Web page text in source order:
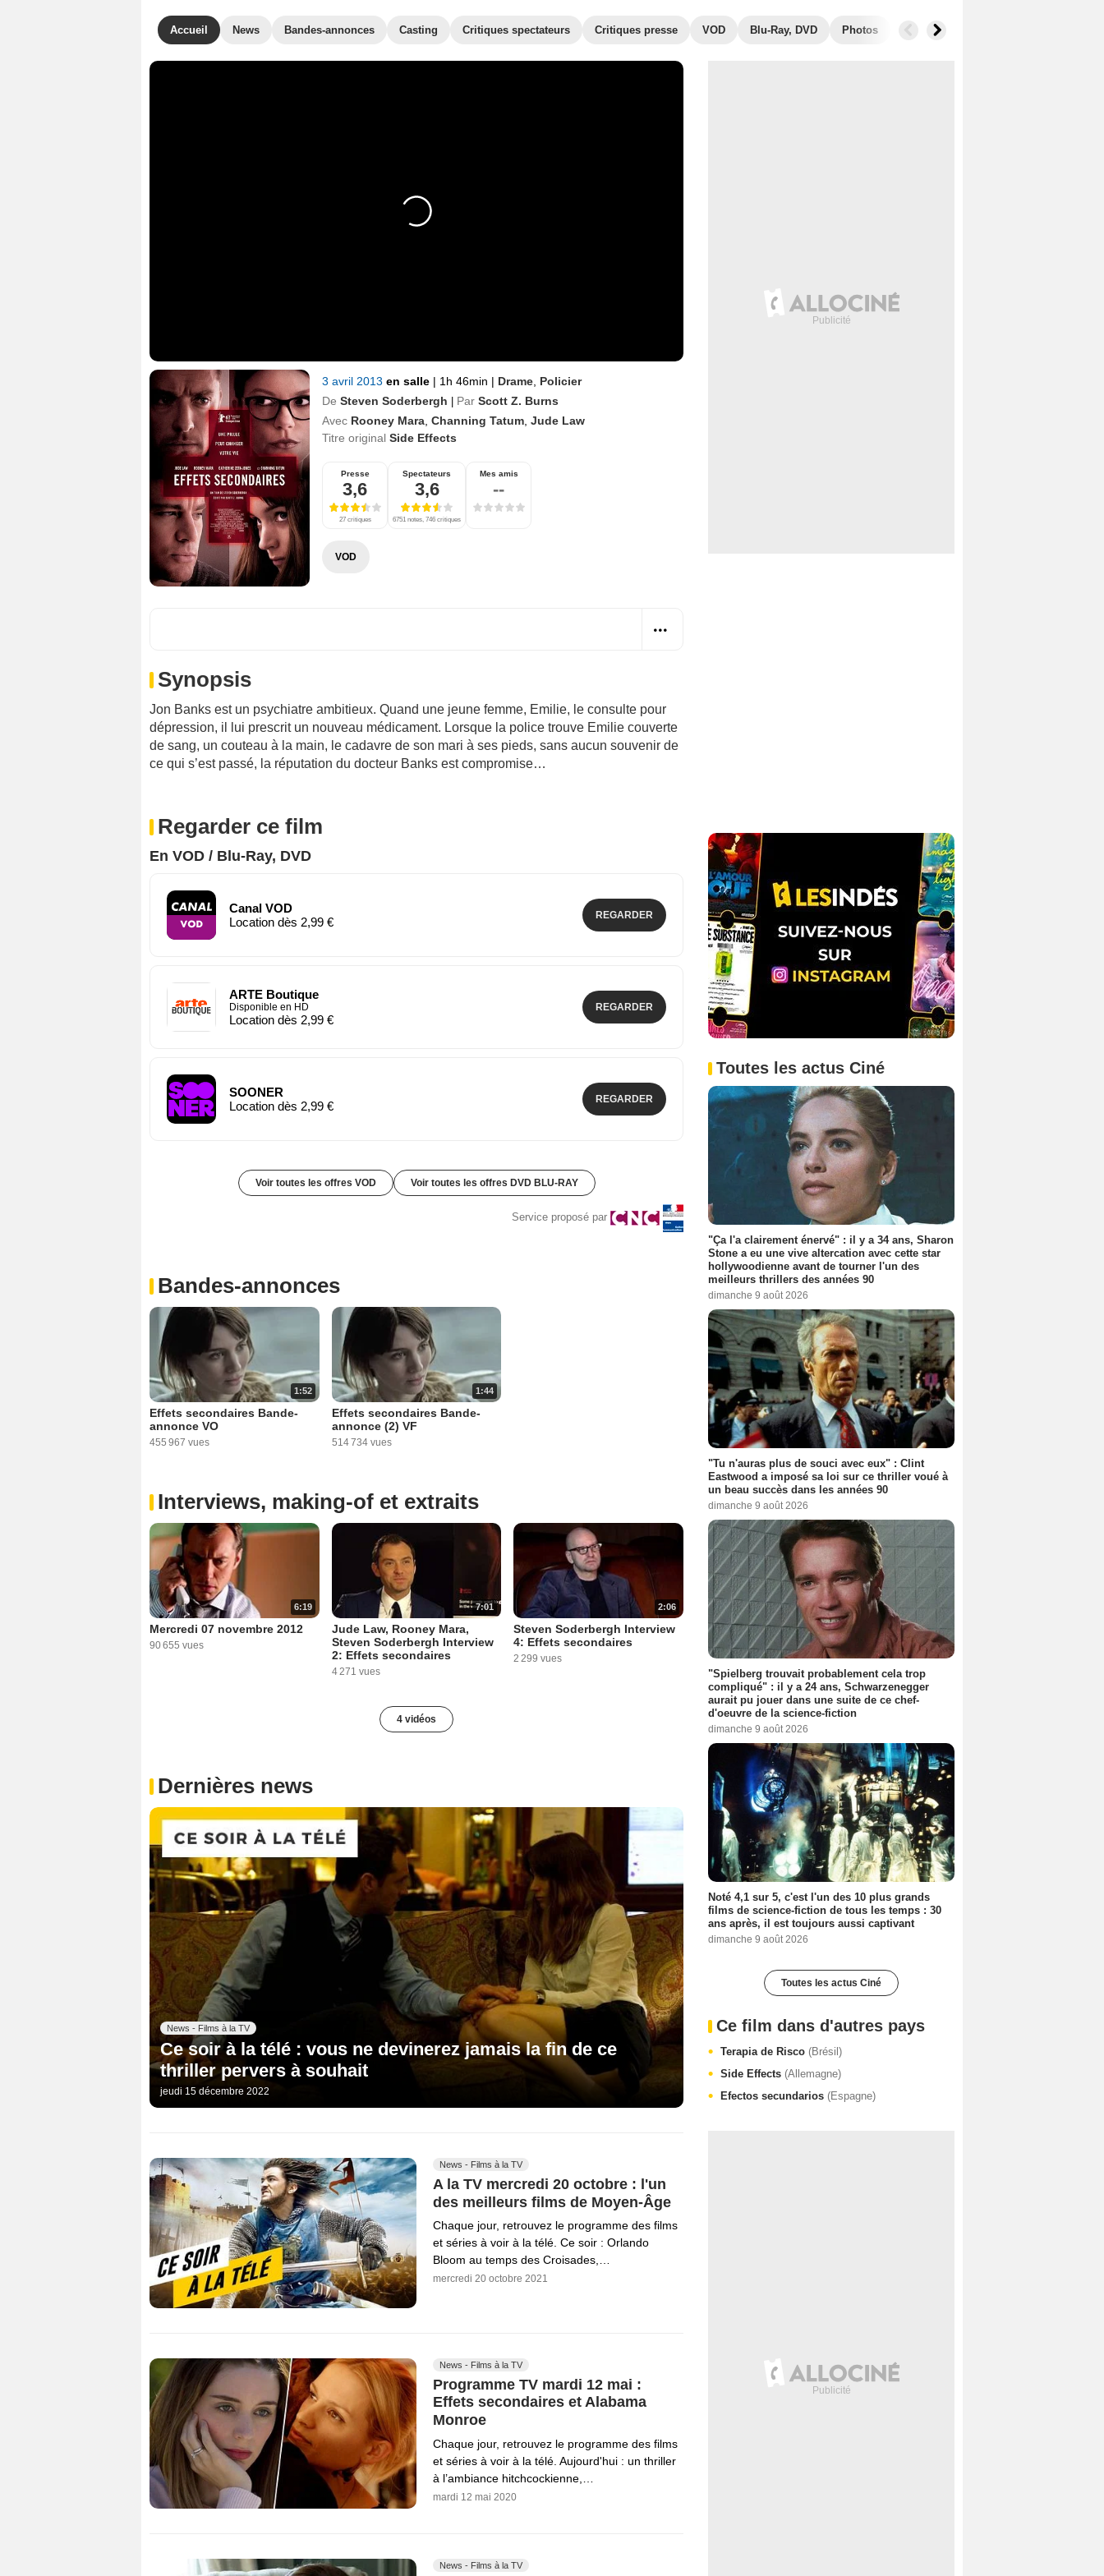
Accueil News Bandes-annonces Casting Critiques spectateurs Critiques presse VOD Blu-Ray, DVD Photos Musique
3 avril 2013 en salle | 1h 46min | Drame Policier
De Steven Soderbergh | Par Scott Z. Burns
Avec Rooney Mara Channing Tatum Jude Law
Titre original Side Effects
Presse
3,6
27 critiques
Spectateurs
3,6
6751 notes, 746 critiques
Mes amis
--
VOD
Synopsis
Jon Banks est un psychiatre ambitieux. Quand une jeune femme, Emilie, le consulte pour
dépression, il lui prescrit un nouveau médicament. Lorsque la police trouve Emilie couverte
de sang, un couteau à la main, le cadavre de son mari à ses pieds, sans aucun souvenir de
ce qui s’est passé, la réputation du docteur Banks est compromise…
Regarder ce film
En VOD / Blu-Ray, DVD
Canal VOD
Location dès 2,99 €
REGARDER
ARTE Boutique
Disponible en HD
Location dès 2,99 €
REGARDER
SOONER
Location dès 2,99 €
REGARDER
Voir toutes les offres VOD Voir toutes les offres DVD BLU-RAY
Service proposé par
Bandes-annonces
1:52
Effets secondaires Bande-
annonce VO
455 967 vues
1:44
Effets secondaires Bande-
annonce (2) VF
514 734 vues
Interviews, making-of et extraits
6:19
Mercredi 07 novembre 2012
90 655 vues
7:01
Jude Law, Rooney Mara,
Steven Soderbergh Interview
2: Effets secondaires
4 271 vues
2:06
Steven Soderbergh Interview
4: Effets secondaires
2 299 vues
4 vidéos
Dernières news
News - Films à la TV
Ce soir à la télé : vous ne devinerez jamais la fin de ce
thriller pervers à souhait
jeudi 15 décembre 2022
News - Films à la TV
A la TV mercredi 20 octobre : l'un
des meilleurs films de Moyen-Âge
Chaque jour, retrouvez le programme des films
et séries à voir à la télé. Ce soir : Orlando
Bloom au temps des Croisades,…
mercredi 20 octobre 2021
News - Films à la TV
Programme TV mardi 12 mai :
Effets secondaires et Alabama
Monroe
Chaque jour, retrouvez le programme des films
et séries à voir à la télé. Aujourd'hui : un thriller
à l’ambiance hitchcockienne,…
mardi 12 mai 2020
News - Films à la TV
Toutes les actus Ciné
"Ça l'a clairement énervé" : il y a 34 ans, Sharon
Stone a eu une vive altercation avec cette star
hollywoodienne avant de tourner l'un des
meilleurs thrillers des années 90
dimanche 9 août 2026
"Tu n'auras plus de souci avec eux" : Clint
Eastwood a imposé sa loi sur ce thriller voué à
un beau succès dans les années 90
dimanche 9 août 2026
"Spielberg trouvait probablement cela trop
compliqué" : il y a 24 ans, Schwarzenegger
aurait pu jouer dans une suite de ce chef-
d'oeuvre de la science-fiction
dimanche 9 août 2026
Noté 4,1 sur 5, c'est l'un des 10 plus grands
films de science-fiction de tous les temps : 30
ans après, il est toujours aussi captivant
dimanche 9 août 2026
Toutes les actus Ciné
Ce film dans d'autres pays
Terapia de Risco (Brésil)
Side Effects (Allemagne)
Efectos secundarios (Espagne)